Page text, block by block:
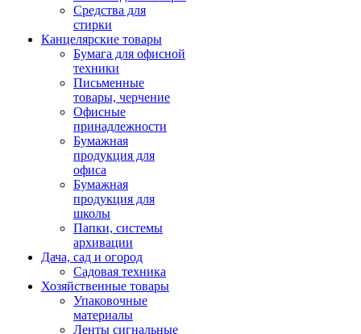
Средства для
стирки
Канцелярские товары
Бумага для офисной
техники
Письменные
товары, черчение
Офисные
принадлежности
Бумажная
продукция для
офиса
Бумажная
продукция для
школы
Папки, системы
архивации
Дача, сад и огород
Садовая техника
Хозяйственные товары
Упаковочные
материалы
Ленты сигнальные